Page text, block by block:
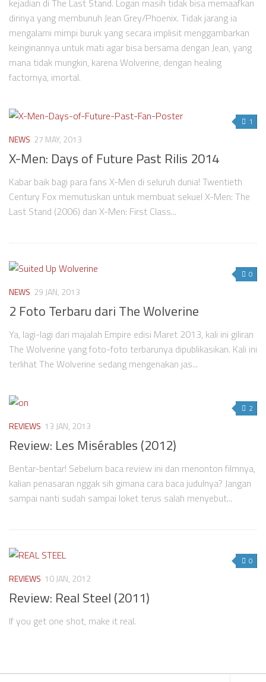
dirinya yang membunuh Jean Grey/Phoenix. Tidak jarang ia
mengalami mimpi buruk yang secara implisit menggambarkan
keinginannya untuk mati agar bisa bersama dengan Jean, yang
mana tidak mungkin, karena Wolverine, dengan healing
factornya, imortal.
1
NEWS 27 MAY, 2013
X-Men: Days of Future Past Rilis 2014
Kabar baik bagi para fans X-Men di seluruh dunia! Twentieth
Century Fox memutuskan untuk membuat sekuel X-Men: The
Last Stand (2006) dan X-Men: First Class...
0
NEWS 29 JAN, 2013
2 Foto Terbaru dari The Wolverine
Ya, lagi-lagi dari majalah Empire edisi Maret 2013, kali ini giliran
The Wolverine yang foto-foto terbarunya dipublikasikan. Kali ini
terlihat The Wolverine sedang mengenakan jas...
2
REVIEWS 13 JAN, 2013
Review: Les Misérables (2012)
Bentar-bentar! Sebelum baca review ini dan menonton filmnya,
kalian penasaran nggak sih gimana cara baca judulnya? Jangan
sampai nanti sudah sampai loket terus salah menyebut...
0
REVIEWS 10 JAN, 2012
Review: Real Steel (2011)
If you get one shot, make it real.